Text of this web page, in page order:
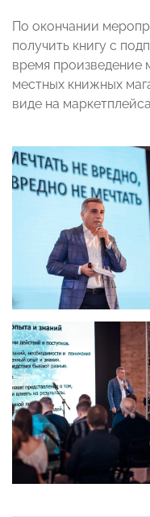
По окончании
получить книгу с
время произведение
местных книжных
виде на